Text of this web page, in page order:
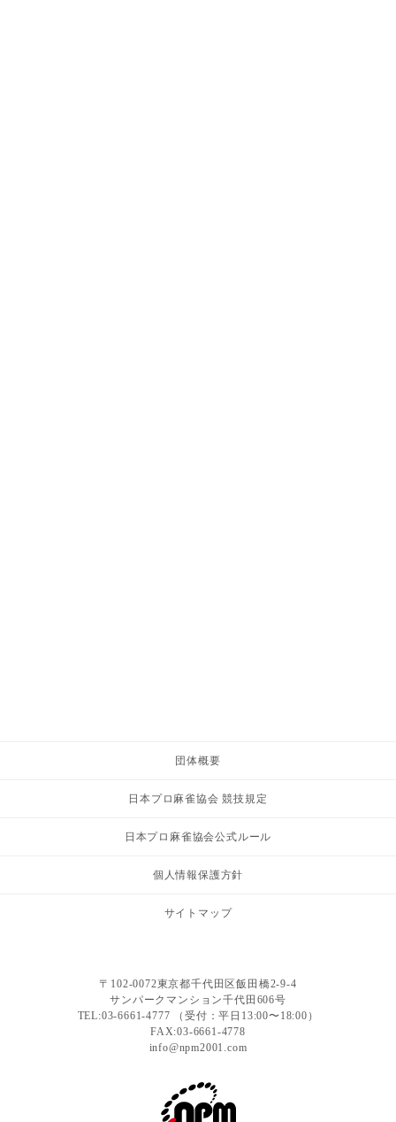
団体概要
日本プロ麻雀協会 競技規定
日本プロ麻雀協会公式ルール
個人情報保護方針
サイトマップ
〒102-0072東京都千代田区飯田橋2-9-4
サンパークマンション千代田606号
TEL:03-6661-4777 （受付：平日13:00〜18:00）
FAX:03-6661-4778
info@npm2001.com